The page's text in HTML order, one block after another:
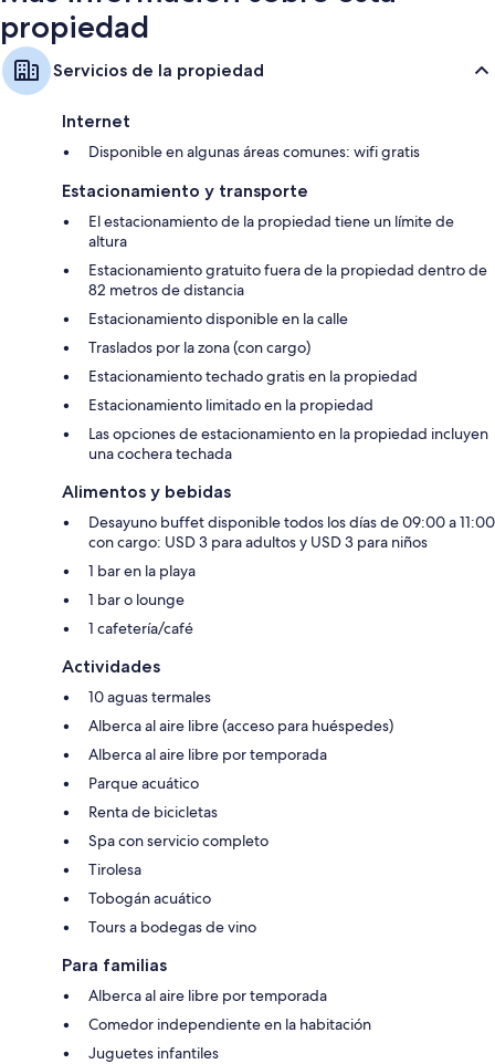
propiedad
Servicios de la propiedad
Internet
Disponible en algunas áreas comunes: wifi gratis
Estacionamiento y transporte
El estacionamiento de la propiedad tiene un límite de
altura
Estacionamiento gratuito fuera de la propiedad dentro de
82 metros de distancia
Estacionamiento disponible en la calle
Traslados por la zona (con cargo)
Estacionamiento techado gratis en la propiedad
Estacionamiento limitado en la propiedad
Las opciones de estacionamiento en la propiedad incluyen
una cochera techada
Alimentos y bebidas
Desayuno buffet disponible todos los días de 09:00 a 11:00
con cargo: USD 3 para adultos y USD 3 para niños
1 bar en la playa
1 bar o lounge
1 cafetería/café
Actividades
10 aguas termales
Alberca al aire libre (acceso para huéspedes)
Alberca al aire libre por temporada
Parque acuático
Renta de bicicletas
Spa con servicio completo
Tirolesa
Tobogán acuático
Tours a bodegas de vino
Para familias
Alberca al aire libre por temporada
Comedor independiente en la habitación
Juguetes infantiles